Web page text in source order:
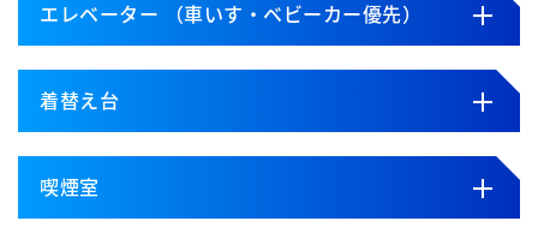
エレベーター （車いす・ベビーカー優先）
着替え台
喫煙室